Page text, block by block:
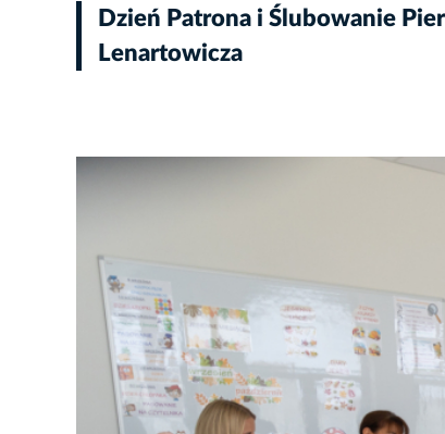
Dzień Patrona i Ślubowanie
Lenartowicza